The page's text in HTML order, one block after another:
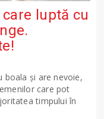
luptă cu
boala și are nevoie,
care pot
timpului în